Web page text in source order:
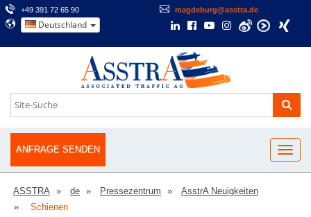
+49 391 72 65 90 magdeburg@asstra.de
Deutschland
ANFRAGE SENDEN
ASSTRA de Pressezentrum
AsstrA Neuigkeiten
Schienen